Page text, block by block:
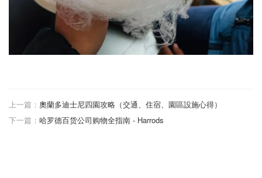
上一篇： 奧蘭多迪士尼四園攻略（交通、住宿、園區設施心得）
下一篇： 哈罗德百货公司购物全指南 - Harrods